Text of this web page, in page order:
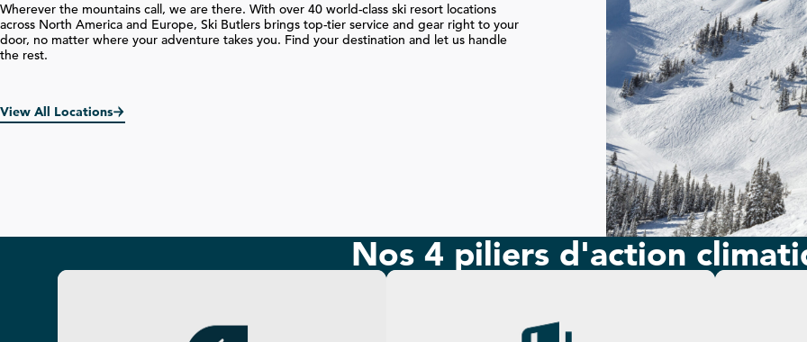
Wherever the mountains call, we are there. With over 40 world-class ski resort locations
across North America and Europe, Ski Butlers brings top-tier service and gear right to your
door, no matter where your adventure takes you. Find your destination and let us handle
the rest.
View All Locations
Nos 4 piliers d'action